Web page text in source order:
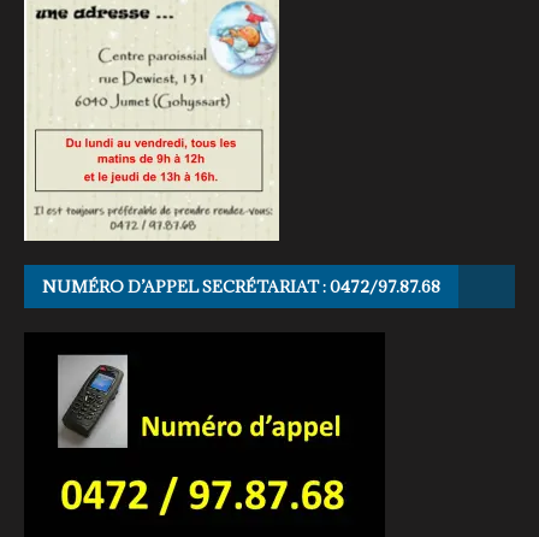
NUMÉRO D’APPEL SECRÉTARIAT : 0472/97.87.68